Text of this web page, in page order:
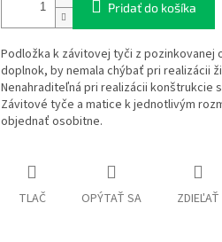
Pridať do košíka
Podložka k závitovej tyči z pozinkovanej
doplnok, by nemala chýbať pri realizácii
Nenahraditeľná pri realizácii konštrukcie
Závitové tyče a matice k jednotlivým
objednať osobitne.
TLAČ OPÝTAŤ SA ZDIEĽAŤ